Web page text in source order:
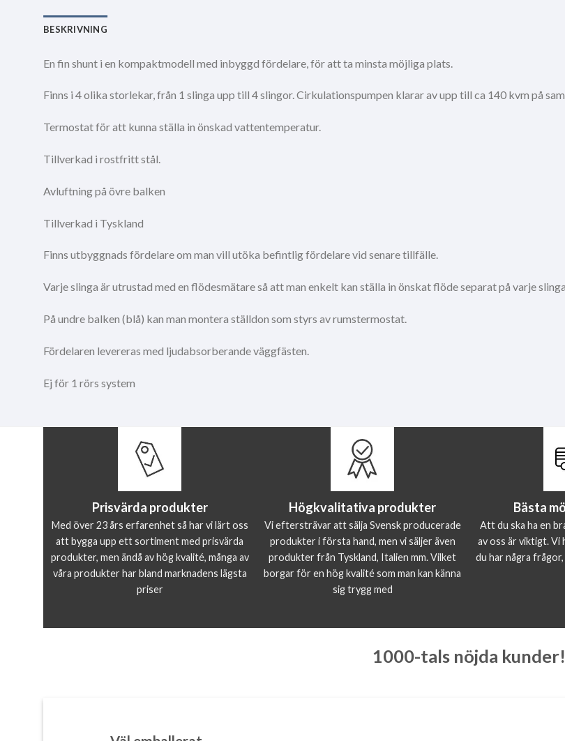
BESKRIVNING
En fin shunt i en kompaktmodell med inbyggd fördelare, för att ta minsta möjliga plats.
Finns i 4 olika storlekar, från 1 slinga upp till 4 slingor. Cirkulationspumpen klarar av upp till ca 140 kvm på
Termostat för att kunna ställa in önskad vattentemperatur.
Tillverkad i rostfritt stål.
Avluftning på övre balken
Tillverkad i Tyskland
Finns utbyggnads fördelare om man vill utöka befintlig fördelare vid senare tillfälle.
Varje slinga är utrustad med en flödesmätare så att man enkelt kan ställa in önskat flöde separat på varje
På undre balken (blå) kan man montera ställdon som styrs av rumstermostat.
Fördelaren levereras med ljudabsorberande väggfästen.
Ej för 1 rörs system
Prisvärda produkter
Med över 23 års erfarenhet så har vi lärt oss
att bygga upp ett sortiment med prisvärda
produkter, men ändå av hög kvalité, många av
våra produkter har bland marknadens lägsta
priser
Högkvalitativa produkter
Vi eftersträvar att sälja Svensk producerade
produkter i första hand, men vi säljer även
produkter från Tyskland, Italien mm. Vilket
borgar för en hög kvalité som man kan känna
sig trygg med
Bästa
Att du ska ha en
av oss är viktigt. Vi
du har några
1000-tals nöjda kunder!